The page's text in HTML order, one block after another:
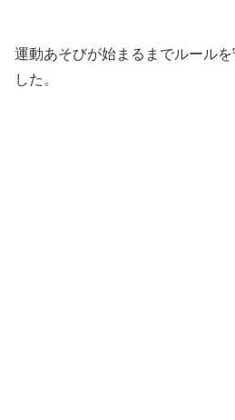
運動あそびが始まるまでルール
した。